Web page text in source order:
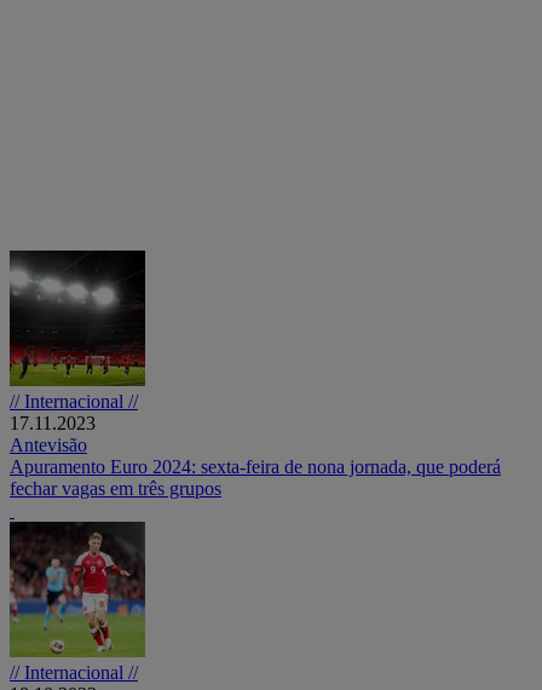
// Internacional //
17.11.2023
Antevisão
Apuramento Euro 2024: sexta-feira de nona jornada, que poderá
fechar vagas em três grupos
// Internacional //